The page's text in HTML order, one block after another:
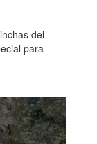
del
para